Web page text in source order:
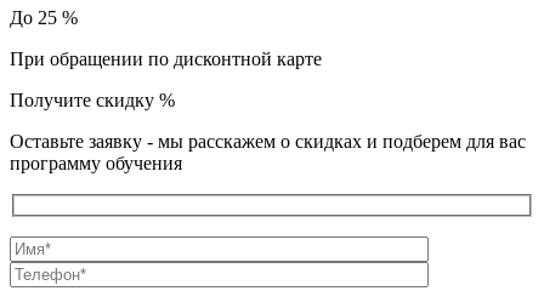
До 25 %
При обращении по дисконтной карте
Получите скидку %
Оставьте заявку - мы расскажем о скидках и подберем для вас
программу обучения